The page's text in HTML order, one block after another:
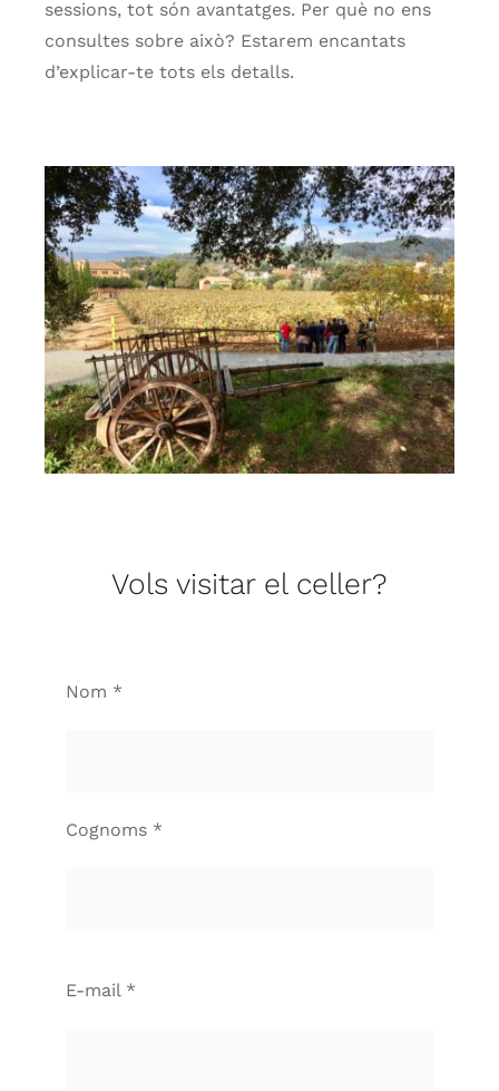
sessions, tot són avantatges. Per què no ens
consultes sobre això? Estarem encantats
d’explicar-te tots els detalls.
Vols visitar el celler?
Nom *
Cognoms *
E-mail *